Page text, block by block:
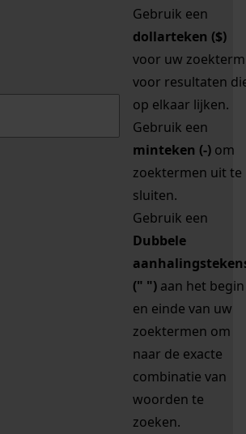
Gebruik een
dollarteken ($)
voor uw zoekterm
voor resultaten
op elkaar lijken.
Gebruik een
minteken (-) om
zoektermen uit te
sluiten.
Gebruik een
Dubbele
(" ") aan het begin
en einde van uw
zoektermen om
naar de exacte
combinatie van
woorden te
zoeken.